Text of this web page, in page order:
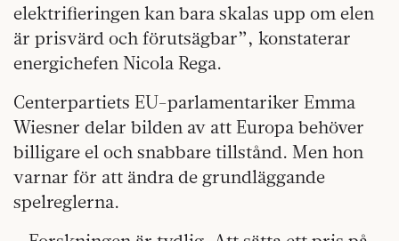
elektrifieringen kan bara skalas upp om elen
är prisvärd och förutsägbar”, konstaterar
energichefen Nicola Rega.
Centerpartiets EU-parlamentariker Emma
Wiesner delar bilden av att Europa behöver
billigare el och snabbare tillstånd. Men hon
varnar för att ändra de grundläggande
spelreglerna.